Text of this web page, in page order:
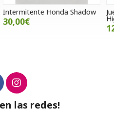
Juego de torretas cromadas
Highway Hanwk
125,89€
las redes!